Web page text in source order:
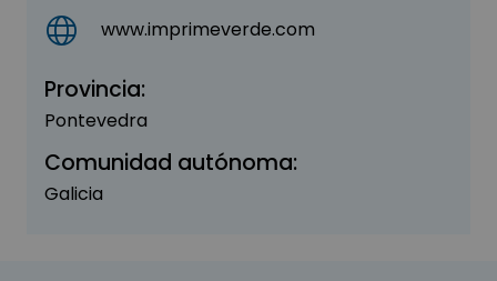
www.imprimeverde.com
Provincia:
Pontevedra
Comunidad autónoma:
Galicia